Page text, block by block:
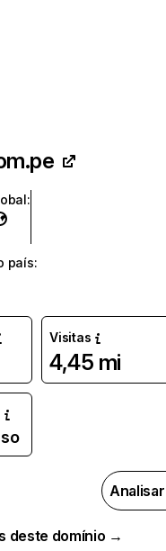
:
país:
Visitas
4,45 mi
deste domínio →